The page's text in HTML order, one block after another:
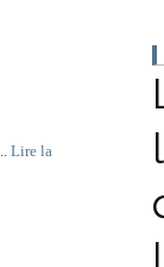
Lire la